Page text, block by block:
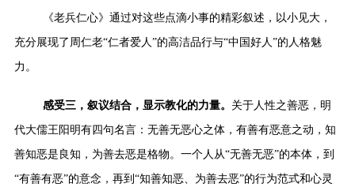
《老兵仁心》通过对这些点滴小事的精彩叙述，以小见大，
充分展现了周仁老“仁者爱人”的高洁品行与“中国好人”的人格魅
力。
感受三，叙议结合，显示教化的力量。 关于人性之善恶，明
代大儒王阳明有四句名言：无善无恶心之体，有善有恶意之动，知
善知恶是良知，为善去恶是格物 。一个人从“无善无恶”的本体，到
“有善有恶”的意念，再到“知善知恶、为善去恶”的行为范式和心灵